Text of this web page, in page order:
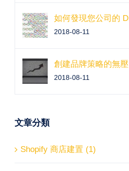
如何發現您公司的
2018-08-11
創建品牌策略的無
2018-08-11
文章分類
Shopify 商店建置 (1)